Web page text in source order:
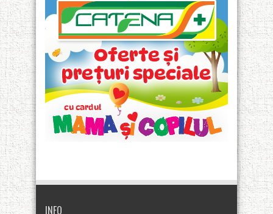
INFO